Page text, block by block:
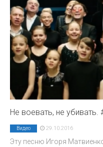
Не воевать, не
Видео 29.10.2016
Эту пecню Игopя